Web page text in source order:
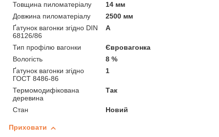
Товщина пиломатеріалу
14 мм
Довжина пиломатеріалу
2500 мм
Ґатунок вагонки згідно DIN
68126/86
А
Тип профілю вагонки
Євровагонка
Вологість
8 %
Ґатунок вагонки згідно
ГОСТ 8486-86
1
Термомодифікована
деревина
Так
Стан Новий
Приховати